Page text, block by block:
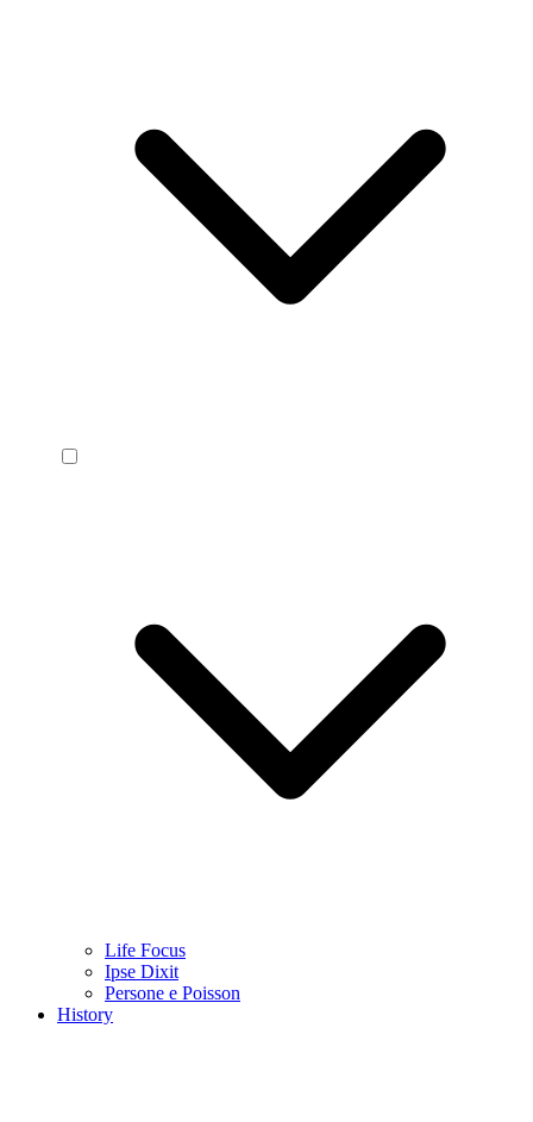
Life Focus
Ipse Dixit
Persone e Poisson
History